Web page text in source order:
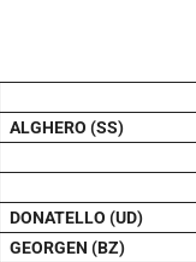
ALGHERO (SS)
DONATELLO (UD)
GEORGEN (BZ)